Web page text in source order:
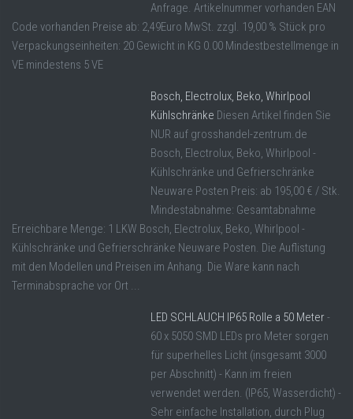
Anfrage. Artikelnummer vorhanden EAN
Code vorhanden Preise ab: 2,49Euro MwSt. zzgl. 19,00 % Stück pro
Verpackungseinheiten: 20 Gewicht in KG 0.00 Mindestbestellmenge in
VE mindestens 5 VE
Bosch, Electrolux, Beko, Whirlpool
Kühlschränke Diesen Artikel finden Sie
NUR auf grosshandel-zentrum.de
Bosch, Electrolux, Beko, Whirlpool -
Kühlschränke und Gefrierschränke
Neuware Posten Preis: ab 195,00 € / Stk.
Mindestabnahme: Gesamtabnahme
Erreichbare Menge: 1 LKW Bosch, Electrolux, Beko, Whirlpool -
Kühlschränke und Gefrierschränke Neuware Posten. Die Auflistung
mit den Modellen und Preisen im Anhang. Die Ware kann nach
Terminabsprache vor Ort ...
LED SCHLAUCH IP65 Rolle a 50 Meter-
60 x 5050 SMD LEDs pro Meter sorgen
für superhelles Licht (insgesamt 3000
per Abschnitt) - Kann im freien
verwendet werden. (IP65, Wasserdicht) -
Sehr einfache Installation, durch Plug